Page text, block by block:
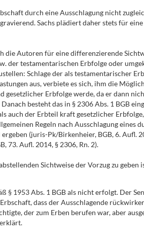
durch eine Ausschlagung nicht
Sachs plädiert daher stets für
Autoren für eine differenzierende
der testamentarischen Erbfolge oder
Schlage der als testamentarischer
aus, verbiete es sich, ihm die
Erbfolge werde, da er dann
besteht das in § 2306 Abs. 1 BGB
der Erbteil kraft gesetzlicher
Regeln nach Ausschlagung
(juris-Pk/Birkenheier, BGB, 6. Aufl.
73. Aufl. 2014, § 2306, Rn. 2).
Sichtweise der Vorzug zu geben
1953 Abs. 1 BGB als nicht erfolgt. Der
dass der Ausschlagende
der zum Erben berufen war, aber